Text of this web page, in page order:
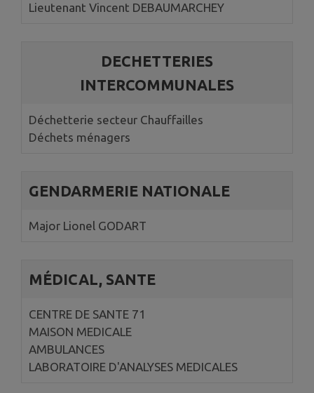
Lieutenant Vincent DEBAUMARCHEY
DECHETTERIES
INTERCOMMUNALES
Déchetterie secteur Chauffailles
Déchets ménagers
GENDARMERIE NATIONALE
Major Lionel GODART
MÉDICAL, SANTE
CENTRE DE SANTE 71
MAISON MEDICALE
AMBULANCES
LABORATOIRE D'ANALYSES MEDICALES